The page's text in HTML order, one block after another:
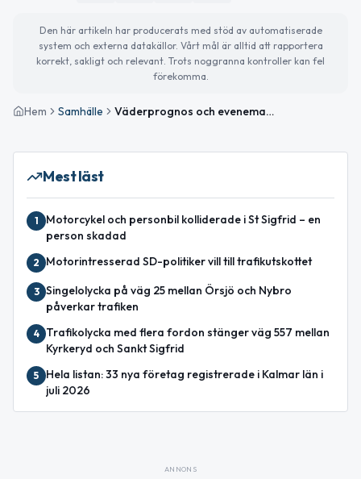
Den här artikeln har producerats med stöd av automatiserade
system och externa datakällor. Vårt mål är alltid att rapportera
korrekt, sakligt och relevant. Trots noggranna kontroller kan fel
förekomma.
Hem Samhälle Väderprognos och evenemang i Nybro – planera för helgen
Mest läst
1
Motorcykel och personbil kolliderade i St Sigfrid – en
person skadad
2 Motorintresserad SD-politiker vill till trafikutskottet
3 Singelolycka på väg 25 mellan Örsjö och Nybro
påverkar trafiken
4
Trafikolycka med flera fordon stänger väg 557 mellan
Kyrkeryd och Sankt Sigfrid
5
Hela listan: 33 nya företag registrerade i Kalmar län i
juli 2026
ANNONS